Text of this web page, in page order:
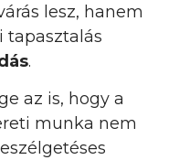
lesz, hanem
tapasztalás
.
az is, hogy a
munka nem